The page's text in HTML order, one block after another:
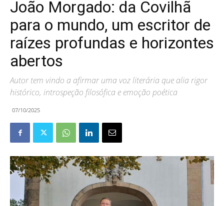
João Morgado: da Covilhã
para o mundo, um escritor de
raízes profundas e horizontes
abertos
Autor tem vindo a afirmar uma voz literária que alia rigor
histórico, introspeção filosófica e emoção poética
07/10/2025